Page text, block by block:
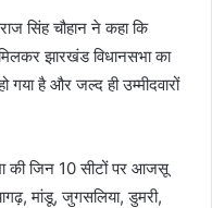
सिंह चौहान ने कहा कि
झारखंड विधानसभा का
गया है और जल्द ही उम्मीदवारों
की जिन 10 सीटों पर आजसू
मांडू, जुगसलिया, डुमरी,